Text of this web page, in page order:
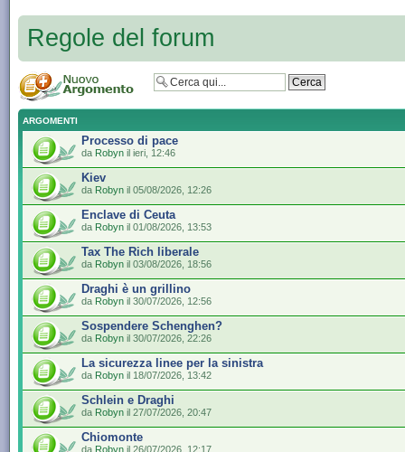
Regole del forum
ARGOMENTI
Processo di pace
da Robyn il ieri, 12:46
Kiev
da Robyn il 05/08/2026, 12:26
Enclave di Ceuta
da Robyn il 01/08/2026, 13:53
Tax The Rich liberale
da Robyn il 03/08/2026, 18:56
Draghi è un grillino
da Robyn il 30/07/2026, 12:56
Sospendere Schenghen?
da Robyn il 30/07/2026, 22:26
La sicurezza linee per la sinistra
da Robyn il 18/07/2026, 13:42
Schlein e Draghi
da Robyn il 27/07/2026, 20:47
Chiomonte
da Robyn il 26/07/2026, 12:17